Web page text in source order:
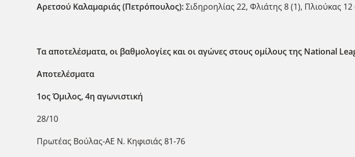
Αρετσού Καλαμαριάς (Πετρόπουλος):Σιδηροηλίας 22, Φλιάτης 8 (1), Πλιούκας
Τα αποτελέσματα, οι βαθμολογίες και οι αγώνες στους ομίλους της National
Αποτελέσματα
1ος Όμιλος, 4η αγωνιστική
28/10
Πρωτέας Βούλας-ΑΕ Ν. Κηφισιάς 81-76